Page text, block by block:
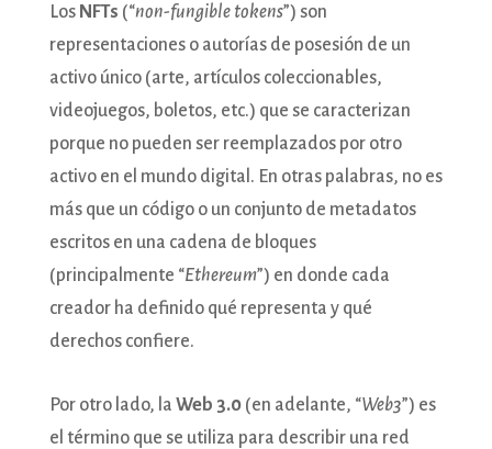
Los NFTs (“non-fungible tokens”) son
representaciones o autorías de posesión de un
activo único (arte, artículos coleccionables,
videojuegos, boletos, etc.) que se caracterizan
porque no pueden ser reemplazados por otro
activo en el mundo digital. En otras palabras, no es
más que un código o un conjunto de metadatos
escritos en una cadena de bloques
(principalmente “Ethereum”) en donde cada
creador ha definido qué representa y qué
derechos confiere.
Por otro lado, la Web 3.0 (en adelante, “Web3”) es
el término que se utiliza para describir una red